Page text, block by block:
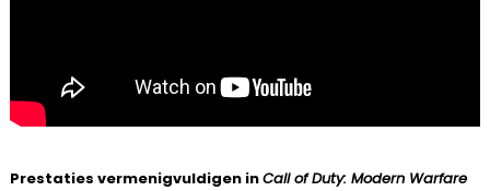
Prestaties vermenigvuldigen inCall of Duty: Modern Warfare